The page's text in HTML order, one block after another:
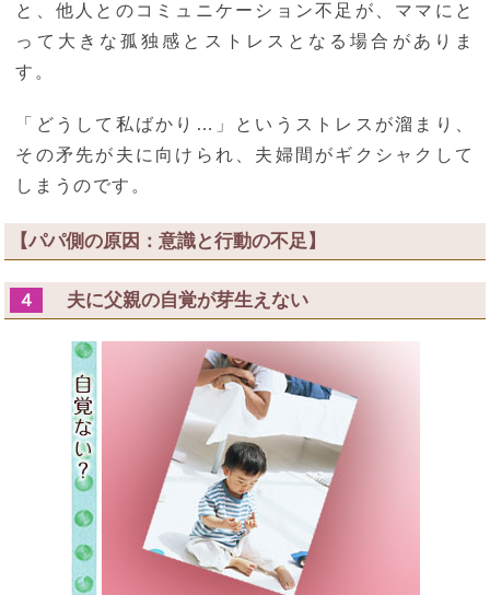
と、他人とのコミュニケーション不足が、ママにと
って大きな孤独感とストレスとなる場合がありま
す。
「どうして私ばかり…」というストレスが溜まり、
その矛先が夫に向けられ、夫婦間がギクシャクして
しまうのです。
【パパ側の原因：意識と行動の不足】
４ 夫に父親の自覚が芽生えない